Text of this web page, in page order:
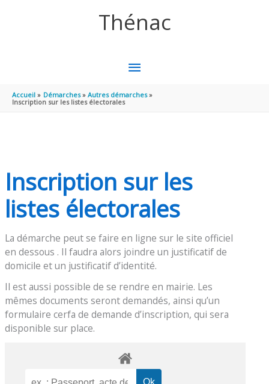
Thénac
MENU
PRINCIPAL
Accueil Démarches
Autres démarches
Inscription sur les listes électorales
Inscription sur les
listes électorales
La démarche peut se faire en ligne sur le site officiel
en dessous . Il faudra alors joindre un justificatif de
domicile et un justificatif d’identité.
Il est aussi possible de se rendre en mairie. Les
mêmes documents seront demandés, ainsi qu’un
formulaire cerfa de demande d’inscription, qui sera
disponible sur place.